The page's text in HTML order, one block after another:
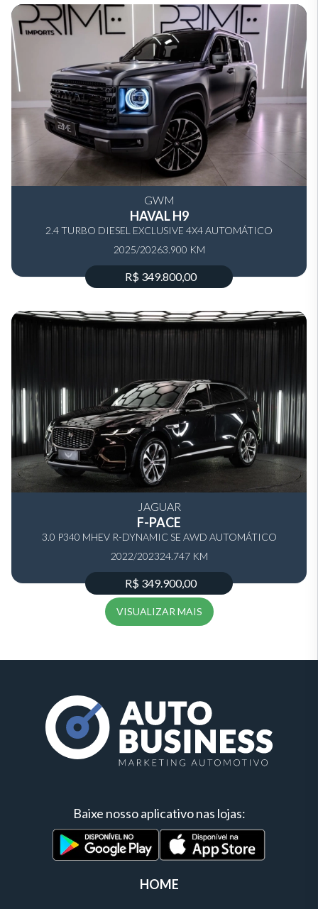
GWM
HAVAL H9
2.4 TURBO DIESEL EXCLUSIVE 4X4 AUTOMÁTICO
2025/20263.900 KM
R$ 349.800,00
JAGUAR
F-PACE
3.0 P340 MHEV R-DYNAMIC SE AWD AUTOMÁTICO
2022/202324.747 KM
R$ 349.900,00
VISUALIZAR MAIS
Baixe nosso aplicativo nas lojas:
HOME